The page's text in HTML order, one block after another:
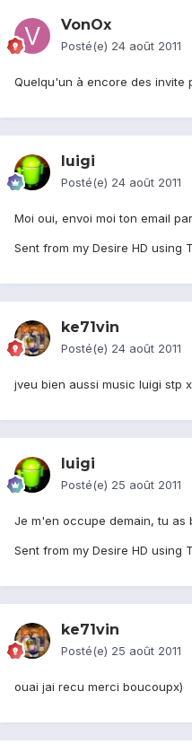
VonOx
Posté(e) 24 août 2011
Quelqu'un à encore des invite
luigi
Posté(e) 24 août 2011
Moi oui, envoi moi ton email
Sent from my Desire HD using
ke71vin
Posté(e) 24 août 2011
jveu bien aussi music luigi stp
luigi
Posté(e) 25 août 2011
Je m'en occupe demain, tu as
Sent from my Desire HD using
ke71vin
Posté(e) 25 août 2011
ouai jai recu merci boucoupx)